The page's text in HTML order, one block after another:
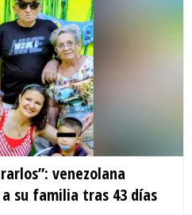
venezolana
su familia tras 43 días